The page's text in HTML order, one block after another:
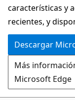
principal
características y
recientes, y
Descargar
Más
Microsoft Edge